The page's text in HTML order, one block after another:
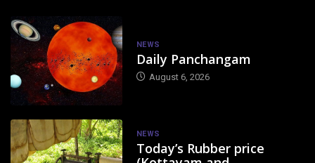
NEWS
Daily Panchangam
August 6, 2026
NEWS
Today’s Rubber price